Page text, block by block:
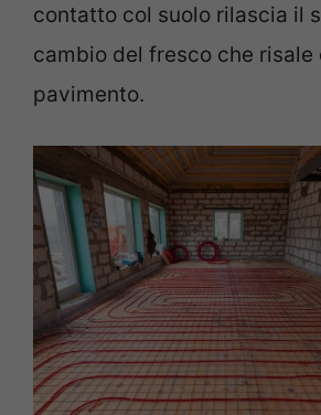
contatto col suolo rilascia il
cambio del fresco che risale
pavimento.